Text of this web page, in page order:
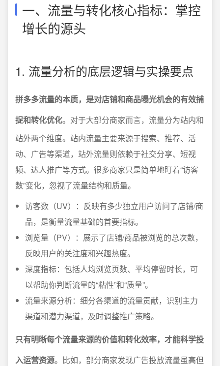
一、流量与转化核心指标：掌控
增长的源头
1. 流量分析的底层逻辑与实操要点
拼多多流量的本质，是对店铺和商品曝光机会的有效捕
捉和转化优化。对于大部分商家而言，流量分为站内和
站外两个维度。站内流量主要来源于搜索、推荐、活
动、广告等渠道，站外流量则依赖于社交分享、短视
频、达人推广等方式。很多商家只是简单地盯着“访客
数”变化，忽视了流量结构和质量。
访客数（UV）：反映有多少独立用户访问了店铺/商
品，是衡量流量基础的首要指标。
浏览量（PV）：展示了店铺/商品被浏览的总次数，
反映用户的关注度和兴趣热度。
深度指标：包括人均浏览页数、平均停留时长，可
以帮助你判断流量的“粘性”和“质量”。
流量来源分析：细分各渠道的流量贡献，识别主力
渠道和潜力渠道，及时调整推广策略。
只有明晰每个流量来源的价值和转化效率，才能科学投
入运营资源。比如，部分商家发现广告投放流量虽高但